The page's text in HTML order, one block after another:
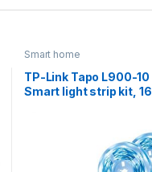
Smart home
TP-Link Tapo L900-10
Smart light strip kit, 16